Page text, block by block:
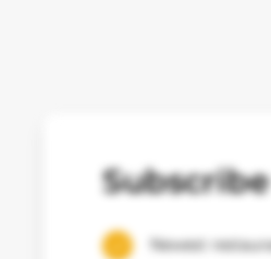
Newest